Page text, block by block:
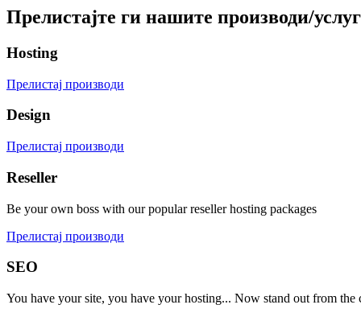
Прелистајте ги нашите производи/
Hosting
Прелистај производи
Design
Прелистај производи
Reseller
Be your own boss with our popular reseller hosting packages
Прелистај производи
SEO
You have your site, you have your hosting... Now stand out from the